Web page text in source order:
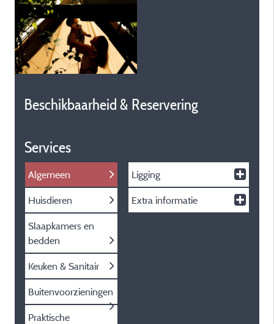
Beschikbaarheid & Reservering
Services
Algemeen
Huisdieren
Slaapkamers en
bedden
Keuken & Sanitair
Buitenvoorzieningen
Praktische
Ligging
Extra informatie